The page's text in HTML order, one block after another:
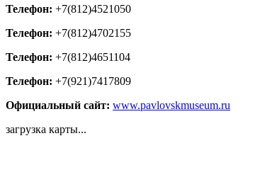
Телефон: +7(812)4521050
Телефон: +7(812)4702155
Телефон: +7(812)4651104
Телефон: +7(921)7417809
Официальный сайт: www.pavlovskmuseum.ru
загрузка карты...